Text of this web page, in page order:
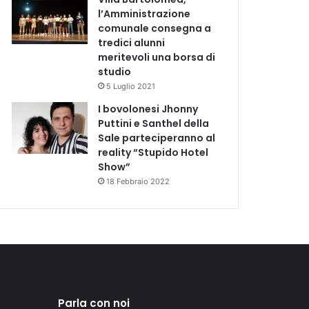
l’Amministrazione
comunale consegna a
tredici alunni
meritevoli una borsa di
studio
5 Luglio 2021
I bovolonesi Jhonny
Puttini e Santhel della
Sale parteciperanno al
reality “Stupido Hotel
Show”
18 Febbraio 2022
Parla con noi